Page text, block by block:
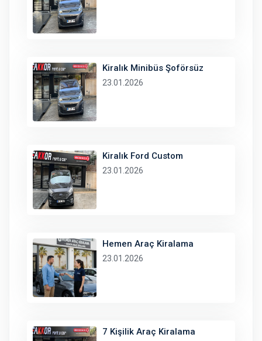
Kiralık Minibüs Şoförsüz
23.01.2026
Kiralık Ford Custom
23.01.2026
Hemen Araç Kiralama
23.01.2026
7 Kişilik Araç Kiralama